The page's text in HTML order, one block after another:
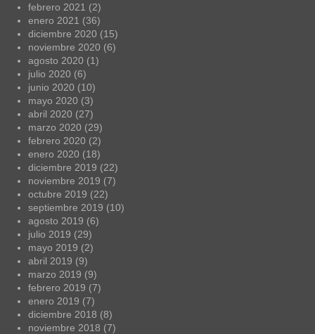
febrero 2021 (2)
enero 2021 (36)
diciembre 2020 (15)
noviembre 2020 (6)
agosto 2020 (1)
julio 2020 (6)
junio 2020 (10)
mayo 2020 (3)
abril 2020 (27)
marzo 2020 (29)
febrero 2020 (2)
enero 2020 (18)
diciembre 2019 (22)
noviembre 2019 (7)
octubre 2019 (22)
septiembre 2019 (10)
agosto 2019 (6)
julio 2019 (29)
mayo 2019 (2)
abril 2019 (9)
marzo 2019 (9)
febrero 2019 (7)
enero 2019 (7)
diciembre 2018 (8)
noviembre 2018 (7)